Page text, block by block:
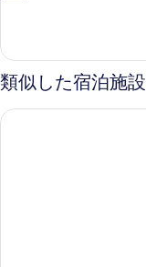
細
類似した宿泊施設
アルセロン ホテル